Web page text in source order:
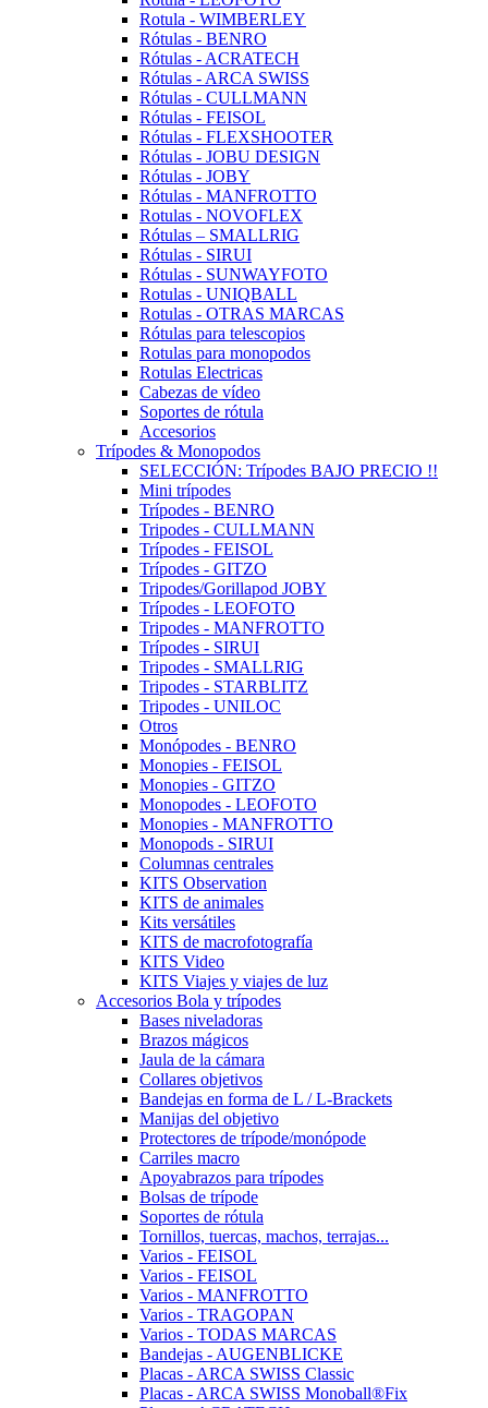
Rotula - WIMBERLEY
Rótulas - BENRO
Rótulas - ACRATECH
Rótulas - ARCA SWISS
Rótulas - CULLMANN
Rótulas - FEISOL
Rótulas - FLEXSHOOTER
Rótulas - JOBU DESIGN
Rótulas - JOBY
Rótulas - MANFROTTO
Rotulas - NOVOFLEX
Rótulas – SMALLRIG
Rótulas - SIRUI
Rótulas - SUNWAYFOTO
Rotulas - UNIQBALL
Rotulas - OTRAS MARCAS
Rótulas para telescopios
Rotulas para monopodos
Rotulas Electricas
Cabezas de vídeo
Soportes de rótula
Accesorios
Trípodes & Monopodos
SELECCIÓN: Trípodes BAJO PRECIO !!
Mini trípodes
Trípodes - BENRO
Tripodes - CULLMANN
Trípodes - FEISOL
Trípodes - GITZO
Tripodes/Gorillapod JOBY
Trípodes - LEOFOTO
Tripodes - MANFROTTO
Trípodes - SIRUI
Tripodes - SMALLRIG
Tripodes - STARBLITZ
Tripodes - UNILOC
Otros
Monópodes - BENRO
Monopies - FEISOL
Monopies - GITZO
Monopodes - LEOFOTO
Monopies - MANFROTTO
Monopods - SIRUI
Columnas centrales
KITS Observation
KITS de animales
Kits versátiles
KITS de macrofotografía
KITS Video
KITS Viajes y viajes de luz
Accesorios Bola y trípodes
Bases niveladoras
Brazos mágicos
Jaula de la cámara
Collares objetivos
Bandejas en forma de L / L-Brackets
Manijas del objetivo
Protectores de trípode/monópode
Carriles macro
Apoyabrazos para trípodes
Bolsas de trípode
Soportes de rótula
Tornillos, tuercas, machos, terrajas...
Varios - FEISOL
Varios - FEISOL
Varios - MANFROTTO
Varios - TRAGOPAN
Varios - TODAS MARCAS
Bandejas - AUGENBLICKE
Placas - ARCA SWISS Classic
Placas - ARCA SWISS Monoball®Fix